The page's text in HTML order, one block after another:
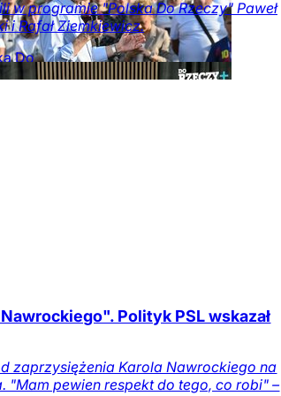
w programie "Polska Do Rzeczy" Paweł
i Rafał Ziemkiewicz.
Do
OpinieKrajTylko
Polityk PSL wskazał
zaprzysiężenia Karola Nawrockiego na
"Mam pewien respekt do tego, co robi" –